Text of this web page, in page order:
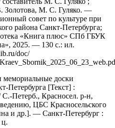
Золотова, М. С. Гуляко. —
совет по культуре при
района Санкт-Петербурга;
«Книга плюс» СПб ГБУК
2025. — 130 с.: ил.
doc/
доски
Петербурга [Текст] :
Петерб., Красносел. р-н,
ЦБС Красносельского
и др.]. — Санкт-Петербург :